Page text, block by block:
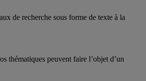
de recherche sous forme de texte à la
thématiques peuvent faire l’objet d’un